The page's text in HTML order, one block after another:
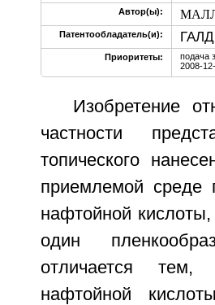
Автор(ы):
Патентообладатель(и):
Приоритеты:
подача
2008-
Изобретение
частности
топического
приемлемой среде
нафтойной
один
отличается тем,
нафтойной